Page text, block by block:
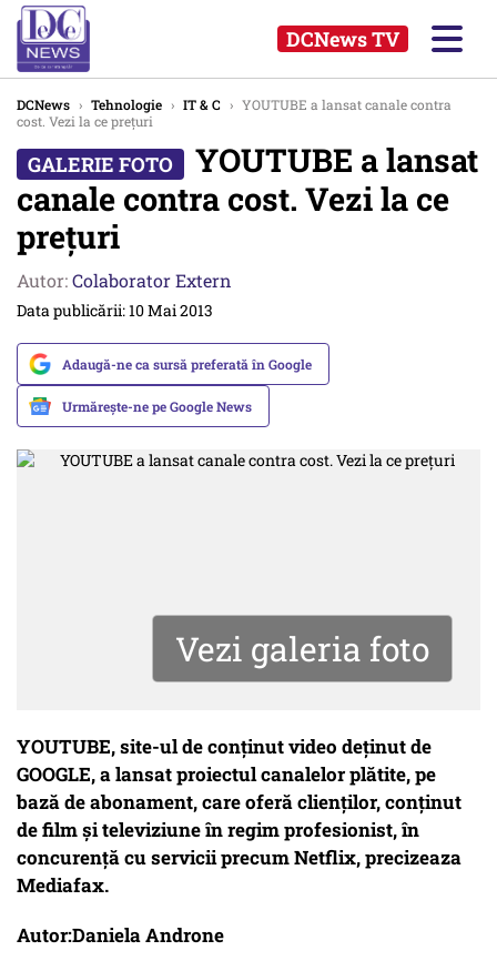
DCNews TV
DCNews › Tehnologie › IT & C › YOUTUBE a lansat canale contra
cost. Vezi la ce prețuri
YOUTUBE a lansat
canale contra cost. Vezi la ce
prețuri
Autor:Colaborator Extern
Data publicării: 10 Mai 2013
Adaugă-ne ca sursă preferată în Google
Urmărește-ne pe Google News
Vezi galeria foto
YOUTUBE, site-ul de conţinut video deţinut de
GOOGLE, a lansat proiectul canalelor plătite, pe
bază de abonament, care oferă clienţilor, conţinut
de film şi televiziune în regim profesionist, în
concurenţă cu servicii precum Netflix, precizeaza
Mediafax.
Autor:Daniela Androne